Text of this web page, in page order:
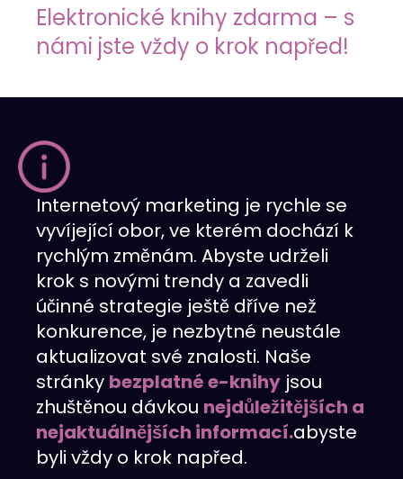
Budování odkazů
Reklamy na LinkedIn
Překlady webových stránek a
obchodů
Reklamní oblečení
Elektronické knihy zdarma – s
námi jste vždy o krok napřed!
Internetový marketing je rychle se
vyvíjející obor, ve kterém dochází k
rychlým změnám. Abyste udrželi
krok s novými trendy a zavedli
účinné strategie ještě dříve než
konkurence, je nezbytné neustále
aktualizovat své znalosti. Naše
stránky bezplatné e-knihy jsou
zhuštěnou dávkou nejdůležitějších a
nejaktuálnějších informací.abyste
byli vždy o krok napřed.